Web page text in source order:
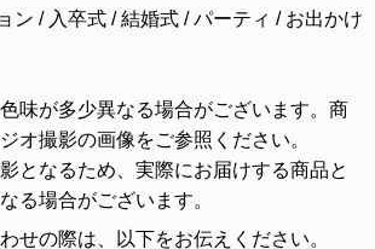
ン / 入卒式 / 結婚式 / パーティ / お出かけ
味が多少異なる場合がございます。商
オ撮影の画像をご参照ください。
となるため、実際にお届けする商品と
る場合がございます。
せの際は、以下をお伝えください。